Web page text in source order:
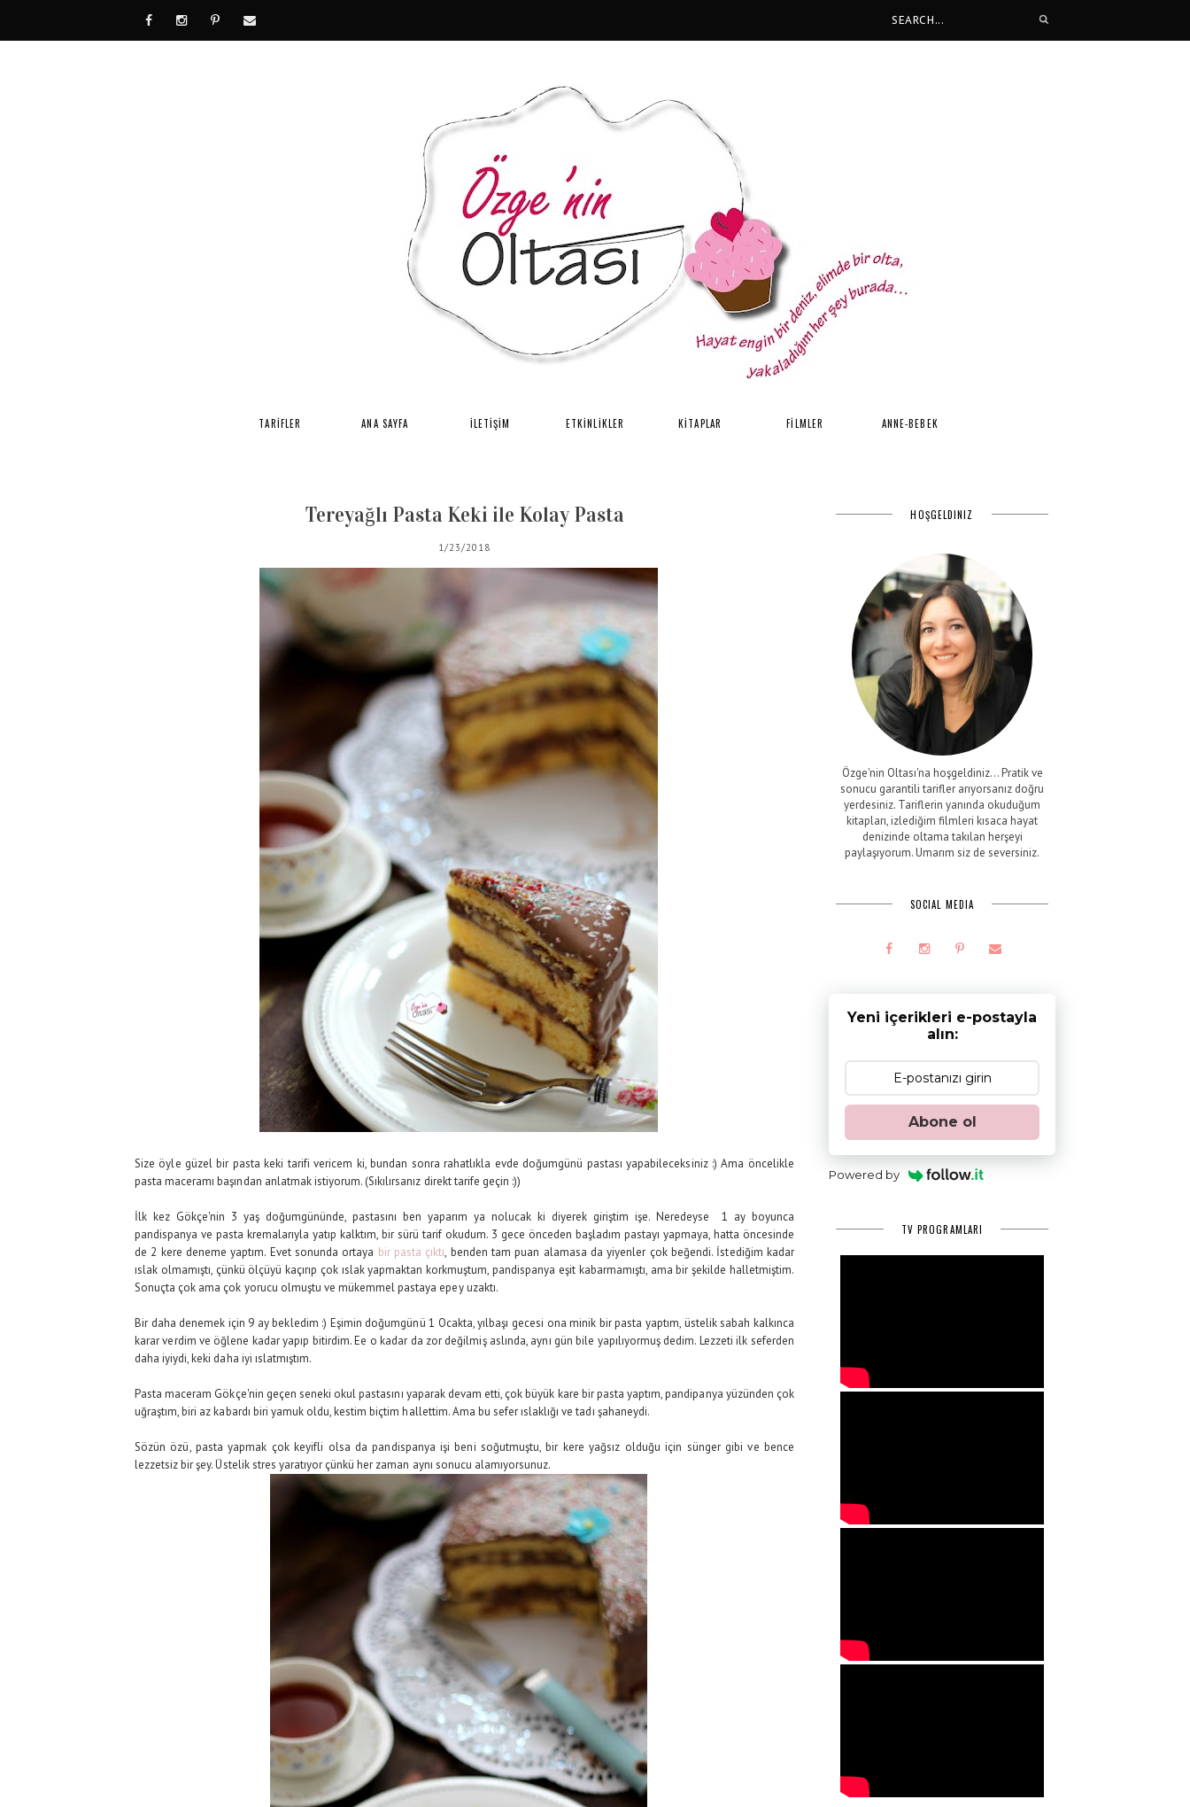
TARİFLER ANA SAYFA İLETİŞİM ETKİNLİKLER KİTAPLAR FİLMLER ANNE-BEBEK
Tereyağlı Pasta Keki ile Kolay Pasta
1/23/2018
Size öyle güzel bir pasta keki tarifi vericem ki, bundan sonra rahatlıkla evde doğumgünü pastası yapabileceksiniz :) Ama öncelikle
pasta maceramı başından anlatmak istiyorum. (Sıkılırsanız direkt tarife geçin :))
İlk kez Gökçe'nin 3 yaş doğumgününde, pastasını ben yaparım ya nolucak ki diyerek giriştim işe. Neredeyse 1 ay boyunca
pandispanya ve pasta kremalarıyla yatıp kalktım, bir sürü tarif okudum. 3 gece önceden başladım pastayı yapmaya, hatta öncesinde
de 2 kere deneme yaptım. Evet sonunda ortaya bir pasta çıktı, benden tam puan alamasa da yiyenler çok beğendi. İstediğim kadar
ıslak olmamıştı, çünkü ölçüyü kaçırıp çok ıslak yapmaktan korkmuştum, pandispanya eşit kabarmamıştı, ama bir şekilde halletmiştim.
Sonuçta çok ama çok yorucu olmuştu ve mükemmel pastaya epey uzaktı.
Bir daha denemek için 9 ay bekledim :) Eşimin doğumgünü 1 Ocakta, yılbaşı gecesi ona minik bir pasta yaptım, üstelik sabah kalkınca
karar verdim ve öğlene kadar yapıp bitirdim. Ee o kadar da zor değilmiş aslında, aynı gün bile yapılıyormuş dedim. Lezzeti ilk seferden
daha iyiydi, keki daha iyi ıslatmıştım.
Pasta maceram Gökçe'nin geçen seneki okul pastasını yaparak devam etti, çok büyük kare bir pasta yaptım, pandipanya yüzünden çok
uğraştım, biri az kabardı biri yamuk oldu, kestim biçtim hallettim. Ama bu sefer ıslaklığı ve tadı şahaneydi.
Sözün özü, pasta yapmak çok keyifli olsa da pandispanya işi beni soğutmuştu, bir kere yağsız olduğu için sünger gibi ve bence
lezzetsiz bir şey. Üstelik stres yaratıyor çünkü her zaman aynı sonucu alamıyorsunuz.
HOŞGELDINIZ
Özge'nin Oltası'na hoşgeldiniz... Pratik ve
sonucu garantili tarifler arıyorsanız doğru
yerdesiniz. Tariflerin yanında okuduğum
kitapları, izlediğim filmleri kısaca hayat
denizinde oltama takılan herşeyi
paylaşıyorum. Umarım siz de seversiniz.
SOCIAL MEDIA
Yeni içerikleri e-postayla
alın:
Abone ol
Powered by
TV PROGRAMLARI